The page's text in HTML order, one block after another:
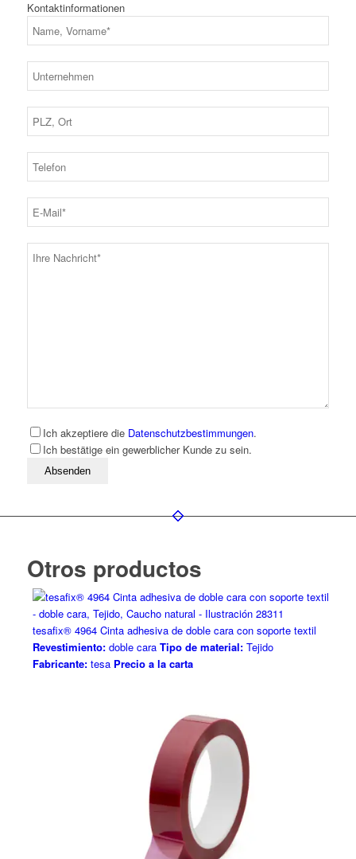
Kontaktinformationen
Ich akzeptiere die Datenschutzbestimmungen.
Ich bestätige ein gewerblicher Kunde zu sein.
Bitte lassen Sie dieses Feld leer
Otros productos
tesafix® 4964 Cinta adhesiva de doble cara con soporte textil
Revestimiento:doble cara Tipo de material:Tejido
Fabricante:tesa Precio a la carta